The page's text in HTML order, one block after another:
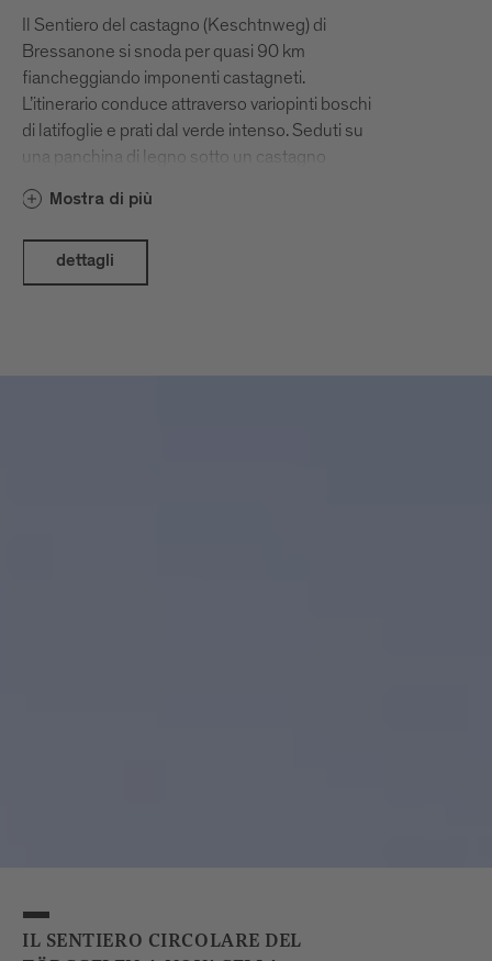
Il Sentiero del castagno (Keschtnweg) di
Bressanone si snoda per quasi 90 km
fiancheggiando imponenti castagneti.
L’itinerario conduce attraverso variopinti boschi
di latifoglie e prati dal verde intenso. Seduti su
una panchina di legno sotto un castagno
Bressanone. Le numerose osterie contadine
(Buschenschank) lungo il sentiero invitano a
scoprire la tradizione del Törggelen, tipica
dell’Alto Adige in ottobre e novembre.
Mostra di più
dettagli
IL SENTIERO CIRCOLARE DEL